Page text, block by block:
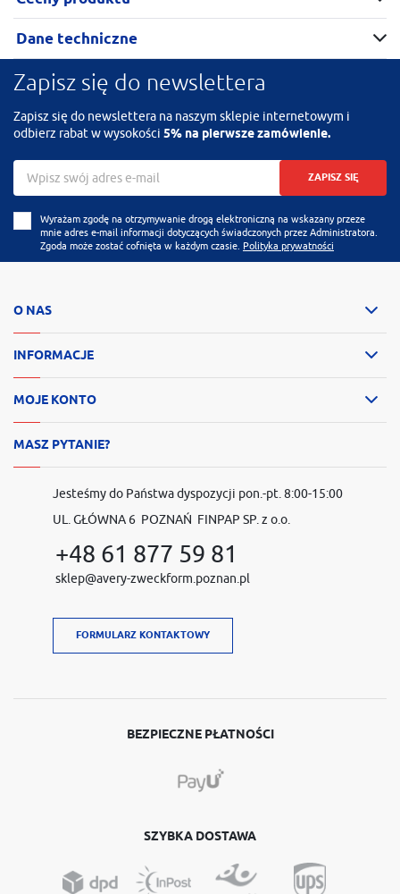
Dane techniczne
Zapisz się do newslettera
Zapisz się do newslettera na naszym sklepie internetowym i
odbierz rabat w wysokości 5% na pierwsze zamówienie.
ZAPISZ SIĘ
Wyrażam zgodę na otrzymywanie drogą elektroniczną na wskazany przeze
mnie adres e-mail informacji dotyczących świadczonych przez Administratora.
Zgoda może zostać cofnięta w każdym czasie. Polityka prywatności
O NAS
INFORMACJE
MOJE KONTO
MASZ PYTANIE?
Jesteśmy do Państwa dyspozycji pon.-pt. 8:00-15:00
UL. GŁÓWNA 6 POZNAŃ FINPAP SP. z o.o.
+48 61 877 59 81
sklep@avery-zweckform.poznan.pl
FORMULARZ KONTAKTOWY
BEZPIECZNE PŁATNOŚCI
SZYBKA DOSTAWA